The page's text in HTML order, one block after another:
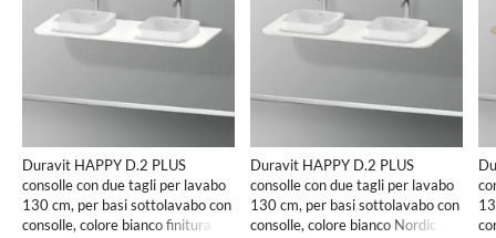
Duravit HAPPY D.2 PLUS
consolle con due tagli per lavabo
130 cm, per basi sottolavabo con
consolle, colore bianco finitura
Duravit HAPPY D.2 PLUS
consolle con due tagli per lavabo
130 cm, per basi sottolavabo con
consolle, colore bianco Nordic